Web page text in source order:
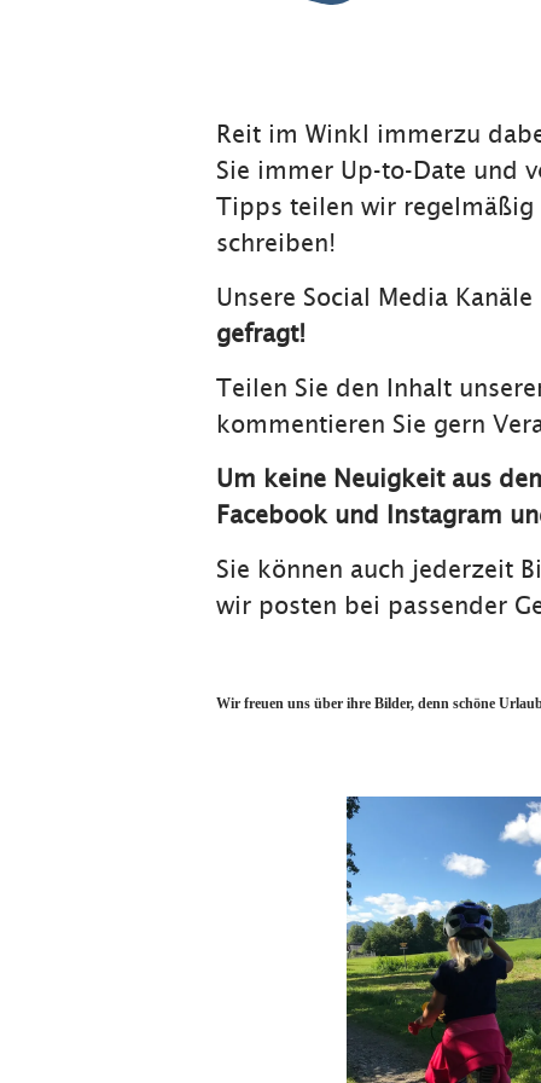
Reit im Winkl immerzu
Sie immer Up-to-Date und
Tipps teilen wir regelmäßig
schreiben!
Unsere Social Media
gefragt!
Teilen Sie den Inhalt
kommentieren Sie gern
Um keine Neuigkeit aus
Facebook und Instagram
Sie können auch jederzeit
wir posten bei passender
Wir freuen uns über ihre Bilder, denn schöne